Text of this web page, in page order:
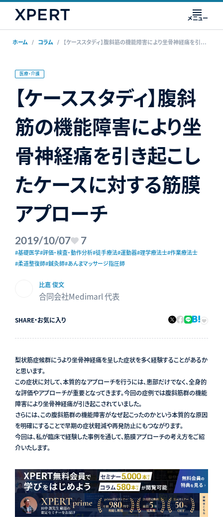
メニュー
ホーム コラム 【ケーススタディ】腹斜筋の機能障害により坐骨神経痛を引き起こしたケースに対する筋膜アプローチ
医療・介護
【ケーススタディ】腹斜
筋の機能障害により坐
骨神経痛を引き起こし
たケースに対する筋膜
アプローチ
2019/10/07 7
#基礎医学#評価・検査・動作分析#徒手療法#運動器#理学療法士#作業療法士
#柔道整復師#鍼灸師#あんまマッサージ指圧師
比嘉 俊文
合同会社Medimarl 代表
SHARE・お気に入り
梨状筋症候群にうより坐骨神経痛を呈した症状を多く経験することがあるか
と思います。
この症状に対して、本質的なアプローチを行うには、患部だけでなく、全身的
な評価やアプローチが重要となってきます。今回の症例では腹斜筋群の機能
障害により坐骨神経痛が引き起こされていました。
さらには、この腹斜筋群の機能障害がなぜ起こったのかという本質的な原因
を明確にすることで早期の症状軽減や再発防止にもつながります。
今回は、私が臨床で経験した事例を通して、筋膜アプローチの考え方をご紹
介いたします。